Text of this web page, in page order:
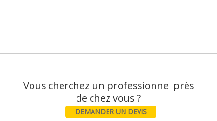
Vous cherchez un professionnel près
DEMANDER UN DEVIS